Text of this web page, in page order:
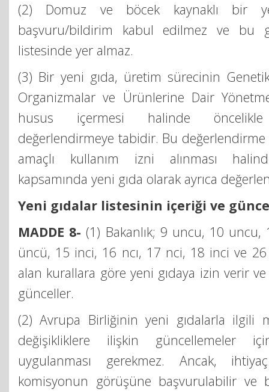
(2) Domuz ve böcek kaynaklı bir
başvuru/bildirim kabul edilmez ve bu
listesinde yer almaz.
(3) Bir yeni gıda, üretim sürecinin Genetik
Organizmalar ve Ürünlerine Dair
husus içermesi halinde
değerlendirmeye tabidir. Bu değerlendirme
amaçlı kullanım izni alınması
kapsamında yeni gıda olarak ayrıca
Yeni gıdalar listesinin içeriği ve
MADDE 8- (1) Bakanlık; 9 uncu, 10
üncü, 15 inci, 16 ncı, 17 nci, 18 inci ve
alan kurallara göre yeni gıdaya izin verir
günceller.
(2) Avrupa Birliğinin yeni gıdalarla ilgili
değişikliklere ilişkin güncellemeler
uygulanması gerekmez. Ancak,
komisyonun görüşüne başvurulabilir